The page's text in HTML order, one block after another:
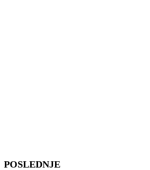
Skip
POSLEDNJE